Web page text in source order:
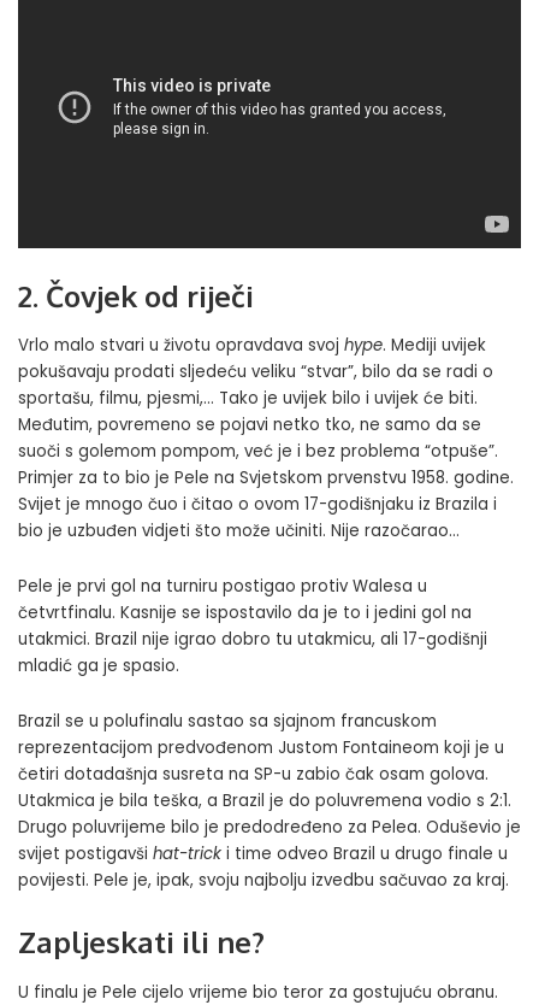
2. Čovjek od riječi
Vrlo malo stvari u životu opravdava svoj hype. Mediji uvijek
pokušavaju prodati sljedeću veliku “stvar”, bilo da se radi o
sportašu, filmu, pjesmi,… Tako je uvijek bilo i uvijek će biti.
Međutim, povremeno se pojavi netko tko, ne samo da se
suoči s golemom pompom, već je i bez problema “otpuše”.
Primjer za to bio je Pele na Svjetskom prvenstvu 1958. godine.
Svijet je mnogo čuo i čitao o ovom 17-godišnjaku iz Brazila i
bio je uzbuđen vidjeti što može učiniti. Nije razočarao…
Pele je prvi gol na turniru postigao protiv Walesa u
četvrtfinalu. Kasnije se ispostavilo da je to i jedini gol na
utakmici. Brazil nije igrao dobro tu utakmicu, ali 17-godišnji
mladić ga je spasio.
Brazil se u polufinalu sastao sa sjajnom francuskom
reprezentacijom predvođenom Justom Fontaineom koji je u
četiri dotadašnja susreta na SP-u zabio čak osam golova.
Utakmica je bila teška, a Brazil je do poluvremena vodio s 2:1.
Drugo poluvrijeme bilo je predodređeno za Pelea. Oduševio je
svijet postigavši hat-trick i time odveo Brazil u drugo finale u
povijesti. Pele je, ipak, svoju najbolju izvedbu sačuvao za kraj.
Zapljeskati ili ne?
U finalu je Pele cijelo vrijeme bio teror za gostujuću obranu.